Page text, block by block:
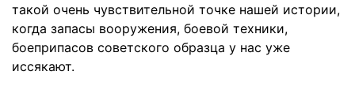
такой очень чувствительной точке нашей истории,
когда запасы вооружения, боевой техники,
боеприпасов советского образца у нас уже
иссякают.